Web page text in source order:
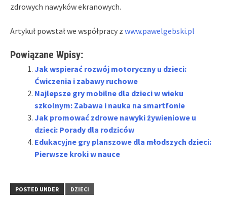
zdrowych nawyków ekranowych.
Artykuł powstał we współpracy z www.pawelgebski.pl
Powiązane Wpisy:
Jak wspierać rozwój motoryczny u dzieci:
Ćwiczenia i zabawy ruchowe
Najlepsze gry mobilne dla dzieci w wieku
szkolnym: Zabawa i nauka na smartfonie
Jak promować zdrowe nawyki żywieniowe u
dzieci: Porady dla rodziców
Edukacyjne gry planszowe dla młodszych dzieci:
Pierwsze kroki w nauce
POSTED UNDER DZIECI